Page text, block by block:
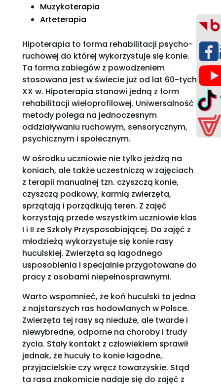
Muzykoterapia
Arteterapia
Hipoterapia to forma rehabilitacji psycho-
ruchowej do której wykorzystuje się konie.
Ta forma zabiegów z powodzeniem
stosowana jest w świecie już od lat 60-tych
XX w. Hipoterapia stanowi jedną z form
rehabilitacji wieloprofilowej. Uniwersalność
metody polega na jednoczesnym
oddziaływaniu ruchowym, sensorycznym,
psychicznym i społecznym.
W ośrodku uczniowie nie tylko jeżdżą na
koniach, ale także uczestniczą w zajęciach
z terapii manualnej tzn. czyszczą konie,
czyszczą podkowy, karmią zwierzęta,
sprzątają i porządkują teren. Z zajęć
korzystają przede wszystkim uczniowie klas
I i II ze Szkoły Przysposabiającej. Do zajęć z
młodzieżą wykorzystuje się konie rasy
huculskiej. Zwierzęta są łagodnego
usposobienia i specjalnie przygotowane do
pracy z osobami niepełnosprawnymi.
Warto wspomnieć, że koń huculski to jedna
z najstarszych ras hodowlanych w Polsce.
Zwierzęta tej rasy są nieduże, ale twarde i
niewybredne, odporne na choroby i trudy
życia. Stały kontakt z człowiekiem sprawił
jednak, że hucuły to konie łagodne,
przyjacielskie czy wręcz towarzyskie. Stąd
ta rasa znakomicie nadaje się do zajęć z